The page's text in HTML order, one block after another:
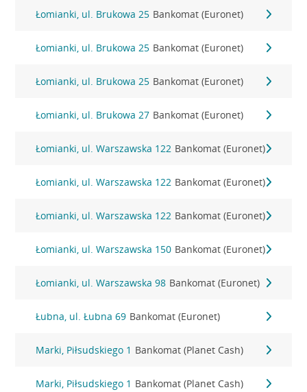
Łomianki, ul. Brukowa 25 Bankomat (Euronet)
Łomianki, ul. Brukowa 25 Bankomat (Euronet)
Łomianki, ul. Brukowa 25 Bankomat (Euronet)
Łomianki, ul. Brukowa 27 Bankomat (Euronet)
Łomianki, ul. Warszawska 122 Bankomat (Euronet)
Łomianki, ul. Warszawska 122 Bankomat (Euronet)
Łomianki, ul. Warszawska 122 Bankomat (Euronet)
Łomianki, ul. Warszawska 150 Bankomat (Euronet)
Łomianki, ul. Warszawska 98 Bankomat (Euronet)
Łubna, ul. Łubna 69 Bankomat (Euronet)
Marki, Piłsudskiego 1 Bankomat (Planet Cash)
Marki, Piłsudskiego 1 Bankomat (Planet Cash)